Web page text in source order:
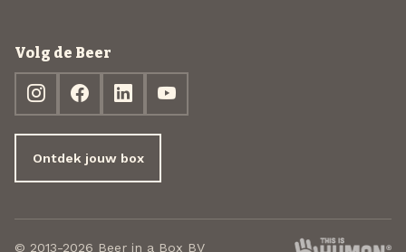
Volg de Beer
Ontdek jouw box
© 2013-2026 Beer in a Box BV